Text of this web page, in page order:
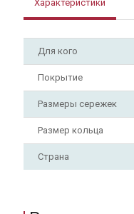
Характеристики
Для кого
Покрытие
Размеры сережек
Размер кольца
Страна